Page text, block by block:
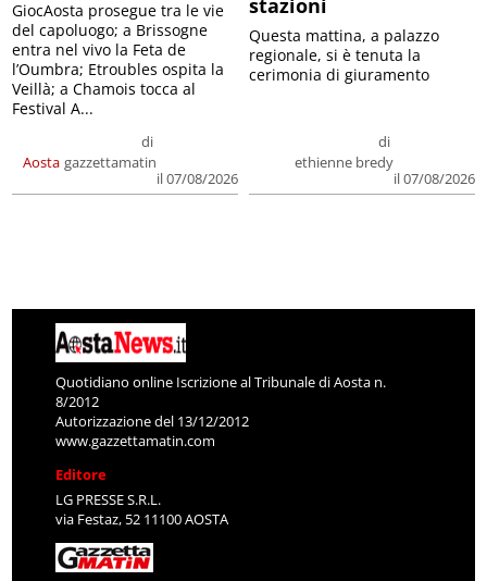
Aosta
di
gazzettamatin
il 07/08/2026
GiocAosta prosegue tra le vie
del capoluogo; a Brissogne
entra nel vivo la Feta de
l’Oumbra; Etroubles ospita la
Veillà; a Chamois tocca al
Festival A...
stazioni
di
ethienne bredy
il 07/08/2026
Questa mattina, a palazzo
regionale, si è tenuta la
cerimonia di giuramento
Quotidiano online Iscrizione al Tribunale di Aosta n.
8/2012
Autorizzazione del 13/12/2012
www.gazzettamatin.com
Editore
LG PRESSE S.R.L.
via Festaz, 52 11100 AOSTA